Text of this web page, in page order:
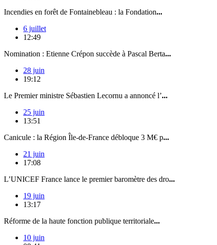
Incendies en forêt de Fontainebleau : la Fondation...
6 juillet
12:49
Nomination : Etienne Crépon succède à Pascal Berta...
28 juin
19:12
Le Premier ministre Sébastien Lecornu a annoncé l’...
25 juin
13:51
Canicule : la Région Île-de-France débloque 3 M€ p...
21 juin
17:08
L’UNICEF France lance le premier baromètre des dro...
19 juin
13:17
Réforme de la haute fonction publique territoriale...
10 juin